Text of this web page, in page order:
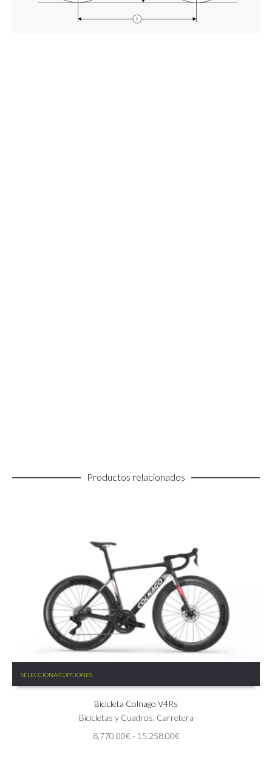
Productos relacionados
SELECCIONAR OPCIONES
producto
Bicicleta Colnago V4Rs
Bicicletas y Cuadros Carretera
8,770.00€ - 15,258.00€Rango